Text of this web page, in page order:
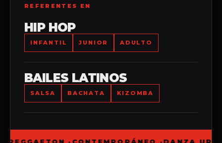
REFERENTES EN
HIP HOP
INFANTIL JUNIOR ADULTO
BAILES LATINOS
SALSA BACHATA KIZOMBA